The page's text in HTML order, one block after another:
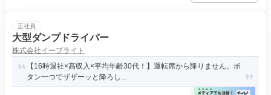
正社員
大型ダンプドライバー
株式会社イーブライト
【16時退社×高収入×平均年齢30代！】運転席から降りません。ボ
タン一つでザザーッと降ろし...